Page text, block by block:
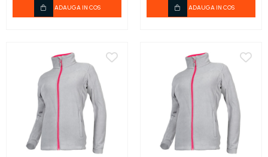
ADAUGA IN COS ADAUGA IN COS